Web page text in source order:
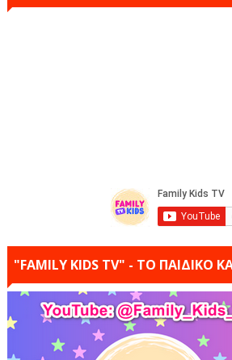
"FAMILY KIDS TV" - ΤΟ ΠΑΙΔΙΚΟ